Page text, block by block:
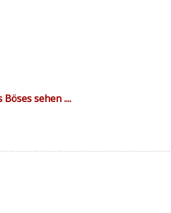
sehen ....